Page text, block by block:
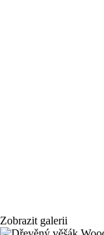
Zobrazit galerii